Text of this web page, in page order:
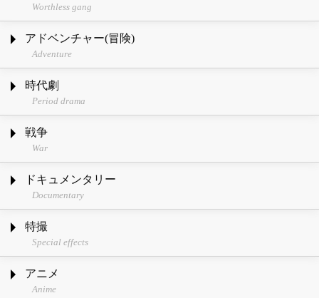
Worthless gang
アドベンチャー(冒険)
Adventure
時代劇
Period drama
戦争
War
ドキュメンタリー
Documentary
特撮
Special effects
アニメ
Anime